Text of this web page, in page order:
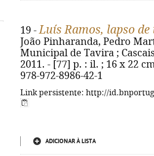
19 -Luís Ramos, lapso de
João Pinharanda, Pedro
Municipal de Tavira ;
2011. - [77] p. : il. ; 16 x 22
978-972-8986-42-1
Link persistente: http://
ADICIONAR À LISTA